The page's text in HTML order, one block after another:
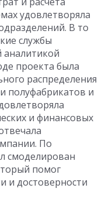
удовлетворяла
В то
службы
аналитикой
проекта была
распределения
полуфабрикатов и
и финансовых
По
смоделирован
помог
и достоверности